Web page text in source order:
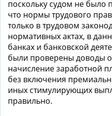
поскольку судом не было
что нормы трудового
только в трудовом
нормативных актах, в
банках и банковской
были проверены доводы
начисление заработной
без включения
иных стимулирующих
правильно.